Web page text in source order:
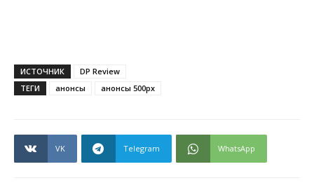
ИСТОЧНИК
DP Review
ТЕГИ
анонсы анонсы 500px
VK Telegram WhatsApp